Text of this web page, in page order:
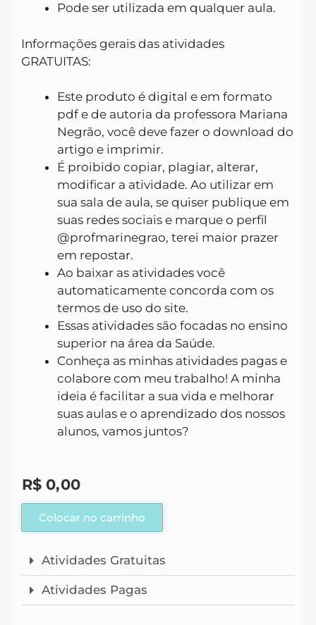
Pode ser utilizada em qualquer aula.
Informações gerais das atividades
GRATUITAS:
Este produto é digital e em formato
pdf e de autoria da professora Mariana
Negrão, você deve fazer o download do
artigo e imprimir.
É proibido copiar, plagiar, alterar,
modificar a atividade. Ao utilizar em
sua sala de aula, se quiser publique em
suas redes sociais e marque o perfil
@profmarinegrao, terei maior prazer
em repostar.
Ao baixar as atividades você
automaticamente concorda com os
termos de uso do site.
Essas atividades são focadas no ensino
superior na área da Saúde.
Conheça as minhas atividades pagas e
colabore com meu trabalho! A minha
ideia é facilitar a sua vida e melhorar
suas aulas e o aprendizado dos nossos
alunos, vamos juntos?
R$ 0,00
Colocar no carrinho
Atividades Gratuitas
Atividades Pagas